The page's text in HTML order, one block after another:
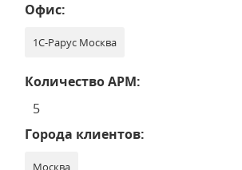
Офис:
1С-Рарус Москва
Количество АРМ:
5
Города клиентов:
Москва